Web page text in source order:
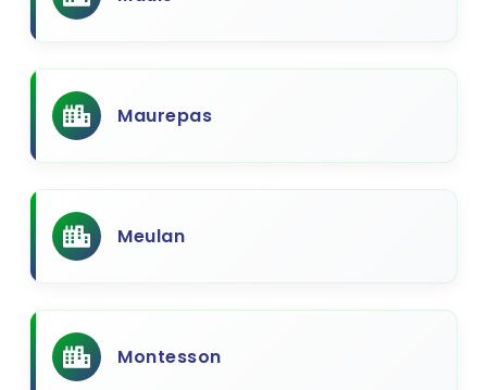
Maurepas
Meulan
Montesson